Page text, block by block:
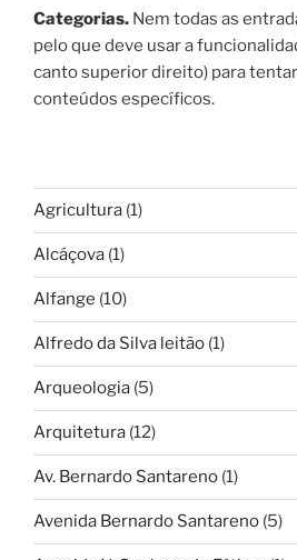
Categorias. Nem todas as
pelo que deve usar a
canto superior direito) para
conteúdos específicos.
Agricultura (1)
Alcáçova (1)
Alfange (10)
Alfredo da Silva leitão (1)
Arqueologia (5)
Arquitetura (12)
Av. Bernardo Santareno (1)
Avenida Bernardo Santareno (5)